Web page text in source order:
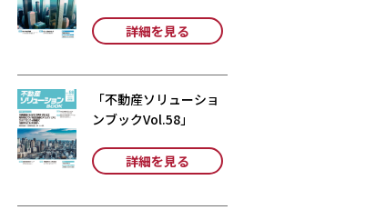
詳細を見る
「不動産ソリューショ
ンブックVol.58」
詳細を見る